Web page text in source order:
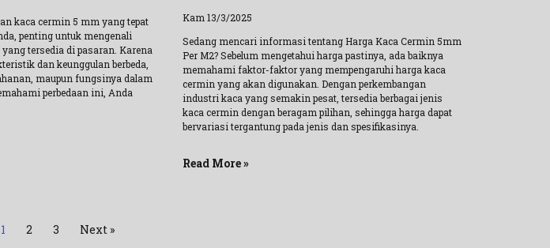
kaca cermin 5 mm yang tepat
penting untuk mengenali
tersedia di pasaran. Karena
dan keunggulan berbeda,
maupun fungsinya dalam
perbedaan ini, Anda
Kam 13/3/2025
Sedang mencari informasi tentang Harga Kaca Cermin 5mm
Per M2? Sebelum mengetahui harga pastinya, ada baiknya
memahami faktor-faktor yang mempengaruhi harga kaca
cermin yang akan digunakan. Dengan perkembangan
industri kaca yang semakin pesat, tersedia berbagai jenis
kaca cermin dengan beragam pilihan, sehingga harga dapat
bervariasi tergantung pada jenis dan spesifikasinya.
Read More »
1 2 3 Next »